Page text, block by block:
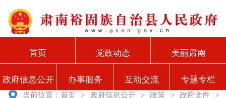
首页 党政动态 美丽肃南
政府信息公开 办事服务 互动交流 专题专栏
当前位置：首页 > 政府信息公开 > 政策 > 政府文件 >